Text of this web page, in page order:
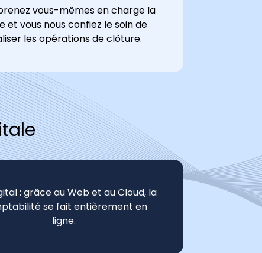
vous-mêmes en charge la
et vous nous confiez le soin de
les opérations de clôture.
: grâce au Web et au Cloud, la
se fait entièrement en
ligne.